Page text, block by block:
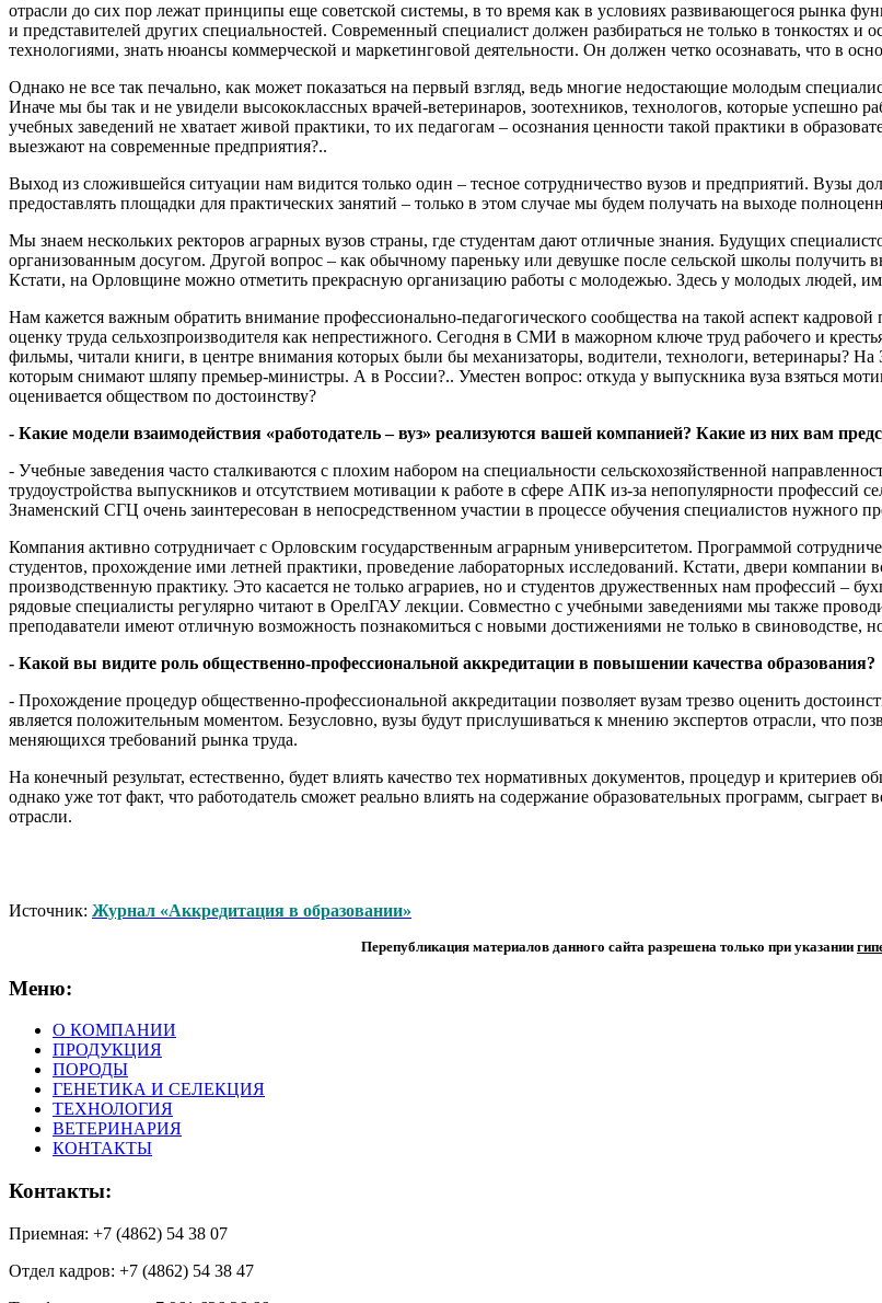
отрасли до сих пор лежат принципы еще советской системы, в то время как в условиях развивающегося рынка
и представителей других специальностей. Современный специалист должен разбираться не только в тонкостях
технологиями, знать нюансы коммерческой и маркетинговой деятельности. Он должен четко осознавать, что в
Однако не все так печально, как может показаться на первый взгляд, ведь многие недостающие молодым
Иначе мы бы так и не увидели высококлассных врачей-ветеринаров, зоотехников, технологов, которые
учебных заведений не хватает живой практики, то их педагогам – осознания ценности такой практики в
выезжают на современные предприятия?..
Выход из сложившейся ситуации нам видится только один – тесное сотрудничество вузов и предприятий. Вузы
предоставлять площадки для практических занятий – только в этом случае мы будем получать на выходе
Мы знаем нескольких ректоров аграрных вузов страны, где студентам дают отличные знания. Будущих
организованным досугом. Другой вопрос – как обычному пареньку или девушке после сельской школы получить
Кстати, на Орловщине можно отметить прекрасную организацию работы с молодежью. Здесь у молодых людей,
Нам кажется важным обратить внимание профессионально-педагогического сообщества на такой аспект
оценку труда сельхозпроизводителя как непрестижного. Сегодня в СМИ в мажорном ключе труд рабочего и
фильмы, читали книги, в центре внимания которых были бы механизаторы, водители, технологи, ветеринары?
которым снимают шляпу премьер-министры. А в России?.. Уместен вопрос: откуда у выпускника вуза взяться
оценивается обществом по достоинству?
- Какие модели взаимодействия «работодатель – вуз» реализуются вашей компанией? Какие из них вам
- Учебные заведения часто сталкиваются с плохим набором на специальности сельскохозяйственной
трудоустройства выпускников и отсутствием мотивации к работе в сфере АПК из-за непопулярности профессий
Знаменский СГЦ очень заинтересован в непосредственном участии в процессе обучения специалистов нужного
Компания активно сотрудничает с Орловским государственным аграрным университетом. Программой
студентов, прохождение ими летней практики, проведение лабораторных исследований. Кстати, двери компании
производственную практику. Это касается не только аграриев, но и студентов дружественных нам профессий –
рядовые специалисты регулярно читают в ОрелГАУ лекции. Совместно с учебными заведениями мы также
преподаватели имеют отличную возможность познакомиться с новыми достижениями не только в свиноводстве,
- Какой вы видите роль общественно-профессиональной аккредитации в повышении качества образования?
- Прохождение процедур общественно-профессиональной аккредитации позволяет вузам трезво оценить
является положительным моментом. Безусловно, вузы будут прислушиваться к мнению экспертов отрасли, что
меняющихся требований рынка труда.
На конечный результат, естественно, будет влиять качество тех нормативных документов, процедур и
однако уже тот факт, что работодатель сможет реально влиять на содержание образовательных программ,
отрасли.
Источник: Журнал «Аккредитация в образовании»
Перепубликация материалов данного сайта разрешена только при указании
Меню:
О КОМПАНИИ
ПРОДУКЦИЯ
ПОРОДЫ
ГЕНЕТИКА И СЕЛЕКЦИЯ
ТЕХНОЛОГИЯ
ВЕТЕРИНАРИЯ
КОНТАКТЫ
Контакты:
Приемная: +7 (4862) 54 38 07
Отдел кадров: +7 (4862) 54 38 47